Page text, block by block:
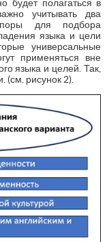
будет полагаться в
учитывать два
для подбора
языка и цели
универсальные
применяться вне
языка и целей. Так,
(см. рисунок 2).